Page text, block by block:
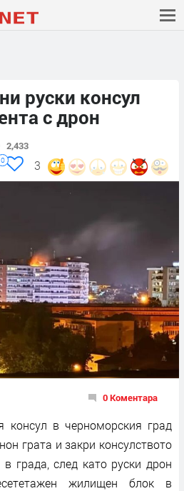
руски консул
с дрон
2,433
3
0
0 Коментара
консул в черноморския град
грата и закри консулството
града, след като руски дрон
жилищен блок в